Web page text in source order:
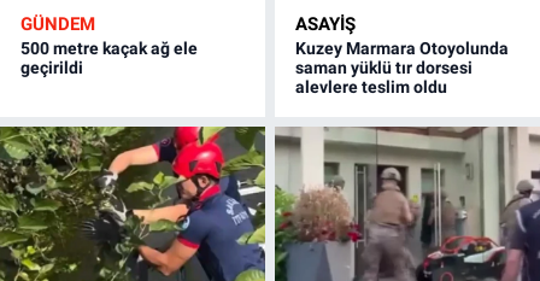
GÜNDEM
500 metre kaçak ağ ele
geçirildi
ASAYİŞ
Kuzey Marmara Otoyolunda
saman yüklü tır dorsesi
alevlere teslim oldu